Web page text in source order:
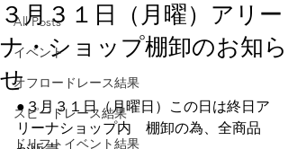
All Posts
イベント
オフロードレース結果
スピードレース結果
ドリフトイベント結果
３月３１日（月曜）アリー
ナ・ショップ棚卸のお知ら
せ
●３月３１日（月曜日）この日は終日ア
リーナショップ内　棚卸の為、全商品